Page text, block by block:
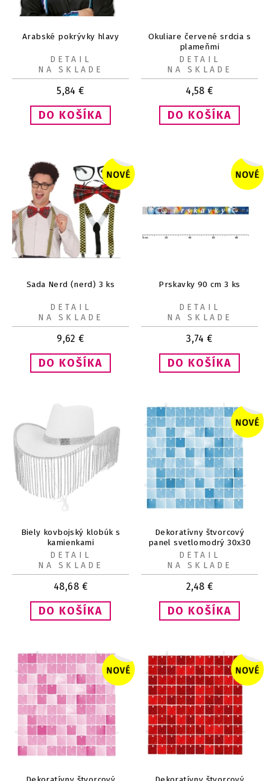
Arabské pokrývky hlavy
5,84 €
DETAIL
NA SKLADE
Okuliare červené srdcia s
plameňmi
4,58 €
DETAIL
NA SKLADE
Sada Nerd (nerd) 3 ks
9,62 €
DETAIL
NA SKLADE
Prskavky 90 cm 3 ks
3,74 €
DETAIL
NA SKLADE
Biely kovbojský klobúk s
kamienkami
48,68 €
DETAIL
NA SKLADE
Dekoratívny štvorcový
panel svetlomodrý 30x30
cm 1ks
2,48 €
DETAIL
NA SKLADE